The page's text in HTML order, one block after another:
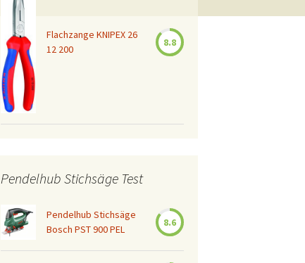
Flachzange KNIPEX 26
12 200
8.8
Pendelhub Stichsäge Test
Pendelhub Stichsäge
Bosch PST 900 PEL
8.6